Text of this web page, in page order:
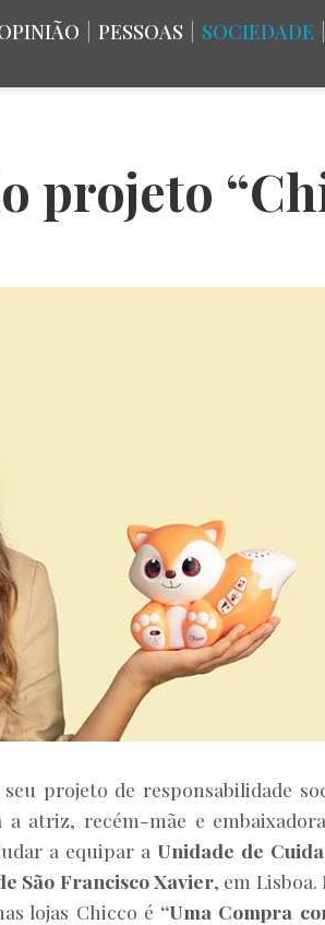
PESSOAS SOCIEDADE
projeto
projeto de responsabilidade
a atriz, recém-mãe e
a equipar a Unidade de
São Francisco Xavier, em Lisboa.
lojas Chicco é “Uma Compra